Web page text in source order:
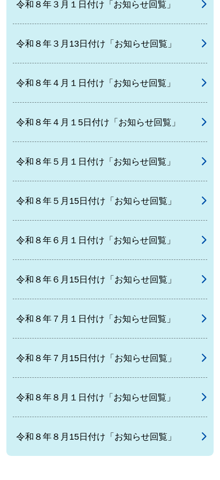
令和８年３月１日付け「お知らせ回覧」
令和８年３月13日付け「お知らせ回覧」
令和８年４月１日付け「お知らせ回覧」
令和８年４月１5日付け「お知らせ回覧」
令和８年５月１日付け「お知らせ回覧」
令和８年５月15日付け「お知らせ回覧」
令和８年６月１日付け「お知らせ回覧」
令和８年６月15日付け「お知らせ回覧」
令和８年７月１日付け「お知らせ回覧」
令和８年７月15日付け「お知らせ回覧」
令和８年８月１日付け「お知らせ回覧」
令和８年８月15日付け「お知らせ回覧」